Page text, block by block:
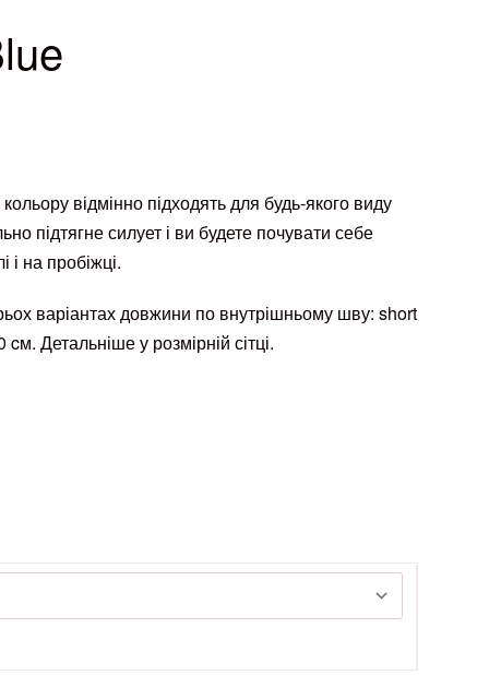
кольору відмінно підходять для будь-якого виду
підтягне силует і ви будете почувати себе
і на пробіжці.
варіантах довжини по внутрішньому шву: short
Детальніше у розмірній сітці.